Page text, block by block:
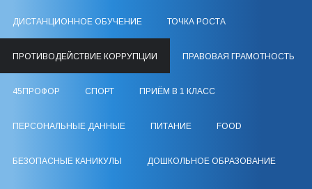
ДИСТАНЦИОННОЕ ОБУЧЕНИЕ ТОЧКА РОСТА
ПРОТИВОДЕЙСТВИЕ КОРРУПЦИИ ПРАВОВАЯ ГРАМОТНОСТЬ
45ПРОФОР СПОРТ ПРИЁМ В 1 КЛАСС
ПЕРСОНАЛЬНЫЕ ДАННЫЕ ПИТАНИЕ FOOD
БЕЗОПАСНЫЕ КАНИКУЛЫ ДОШКОЛЬНОЕ ОБРАЗОВАНИЕ